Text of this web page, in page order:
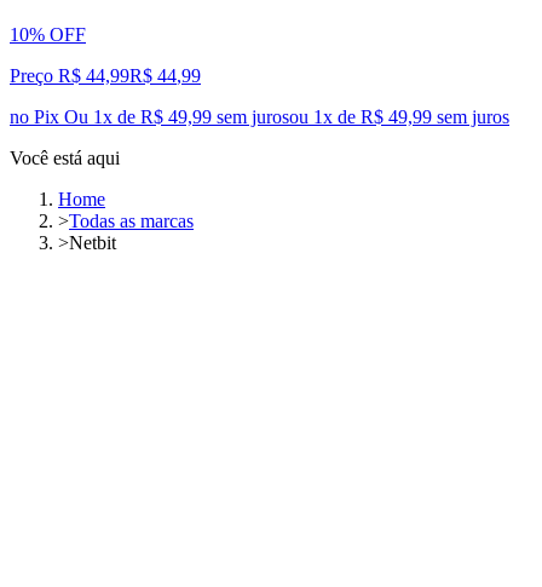
10% OFF
Preço R$ 44,99R$ 44,99
no Pix Ou 1x de R$ 49,99 sem jurosou 1x de R$ 49,99 sem juros
Você está aqui
Home
>Todas as marcas
>Netbit